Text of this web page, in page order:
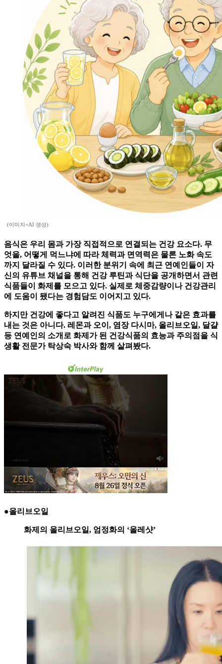
(이미지=AI 생성)
음식은 우리 몸과 가장 직접적으로 연결되는 건강 요소다. 무
엇을, 어떻게 먹느냐에 따라 체력과 면역력은 물론 노화 속도
까지 달라질 수 있다. 이러한 분위기 속에 최근 연예인들이 자
신의 유튜브 채널을 통해 건강 루틴과 식단을 공개하면서 관련
식품들이 화제를 모으고 있다. 실제로 체중감량이나 건강관리
에 도움이 됐다는 경험담도 이어지고 있다.
하지만 건강에 좋다고 알려진 식품도 누구에게나 같은 효과를
내는 것은 아니다. 레몬과 오이, 염장 다시마, 올리브오일, 달걀
등 연예인의 소개로 화제가 된 건강식품의 효능과 주의점을 식
생활 전문가 탁상숙 박사와 함께 살펴봤다.
●올리브오일
화제의 올리브오일, 엄정화의 ‘올레샷’